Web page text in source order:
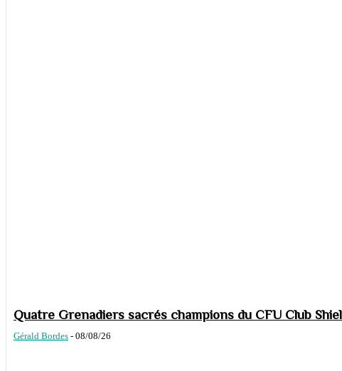
Quatre Grenadiers sacrés champions du CFU Club
Gérald Bordes - 08/08/26